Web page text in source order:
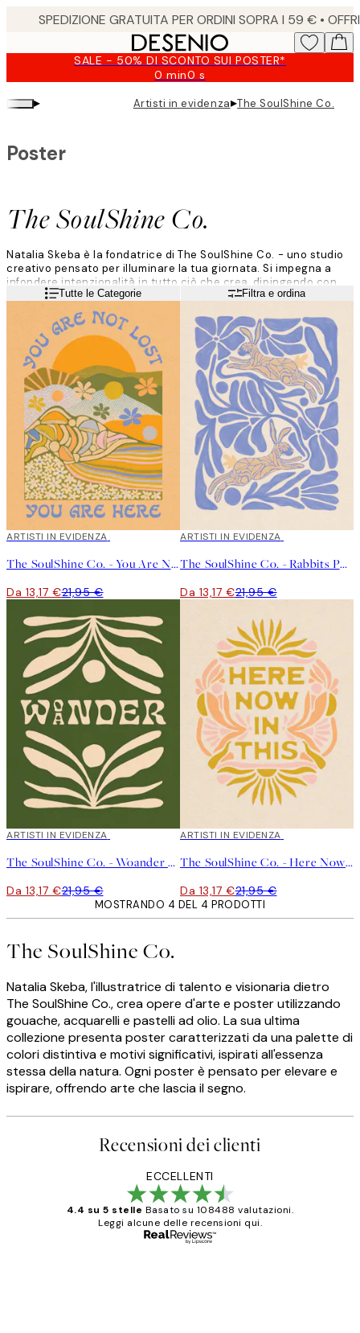
SALE - 50% DI SCONTO SUI POSTER*
0 min0 s
Valido
fino
a:
▸ Artisti in evidenza▸The SoulShine Co.
The SoulShine Co.
Poster
Natalia Skeba è la fondatrice di The SoulShine Co. - uno studio
creativo pensato per illuminare la tua giornata. Si impegna a
infondere intenzionalità in tutto ciò che crea, dipingendo con
gouache, acquerello e pastelli ad olio.
Leggi di piùTutte le Categorie Filtra e ordina
40%*
ARTISTI IN EVIDENZA
The SoulShine Co. - You Are Not Lost Poster
Da 13,17 €21,95 €
40%*
ARTISTI IN EVIDENZA
The SoulShine Co. - Rabbits Poster
Da 13,17 €21,95 €
40%*
ARTISTI IN EVIDENZA
The SoulShine Co. - Woander Olive Poster
Da 13,17 €21,95 €
40%*
ARTISTI IN EVIDENZA
The SoulShine Co. - Here Now In This Poster
Da 13,17 €21,95 €
MOSTRANDO 4 DEL 4 PRODOTTI
The SoulShine Co.
Natalia Skeba, l'illustratrice di talento e visionaria dietro
The SoulShine Co., crea opere d'arte e poster utilizzando
gouache, acquarelli e pastelli ad olio. La sua ultima
collezione presenta poster caratterizzati da una palette di
colori distintiva e motivi significativi, ispirati all'essenza
stessa della natura. Ogni poster è pensato per elevare e
ispirare, offrendo arte che lascia il segno.
Recensioni dei clienti
ECCELLENTI
4.4 su 5 stelle Basato su 108488 valutazioni.
Leggi alcune delle recensioni qui.